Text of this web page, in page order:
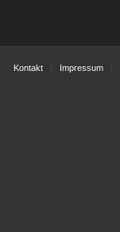
Kontakt Impressum